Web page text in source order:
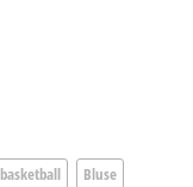
basketball
Bluse